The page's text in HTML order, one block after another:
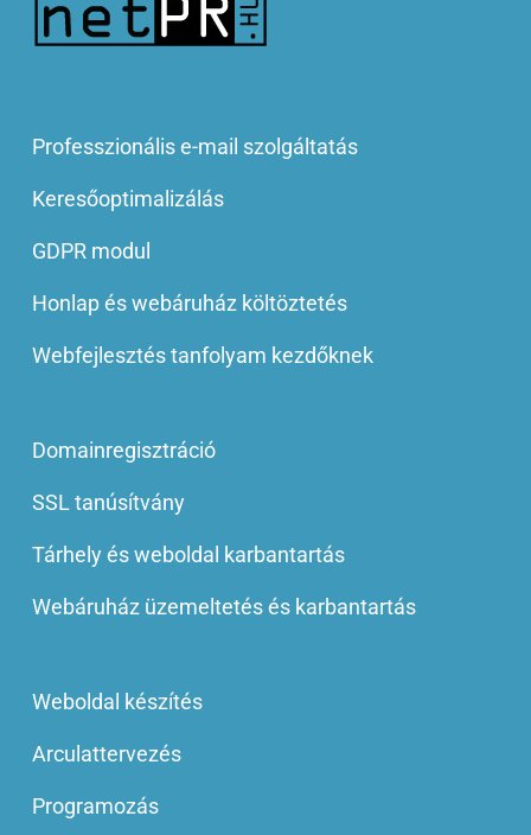
Professzionális e-mail szolgáltatás
Keresőoptimalizálás
GDPR modul
Honlap és webáruház költöztetés
Webfejlesztés tanfolyam kezdőknek
Domainregisztráció
SSL tanúsítvány
Tárhely és weboldal karbantartás
Webáruház üzemeltetés és karbantartás
Weboldal készítés
Arculattervezés
Programozás